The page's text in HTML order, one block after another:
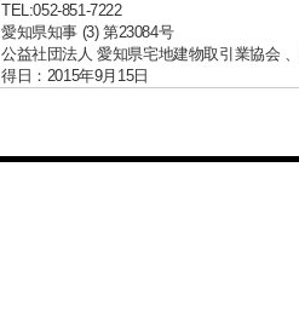
TEL:052-851-7222
愛知県知事 (3) 第23084号
公益社団法人 愛知県宅地建物取引業協会
得日：2015年9月15日